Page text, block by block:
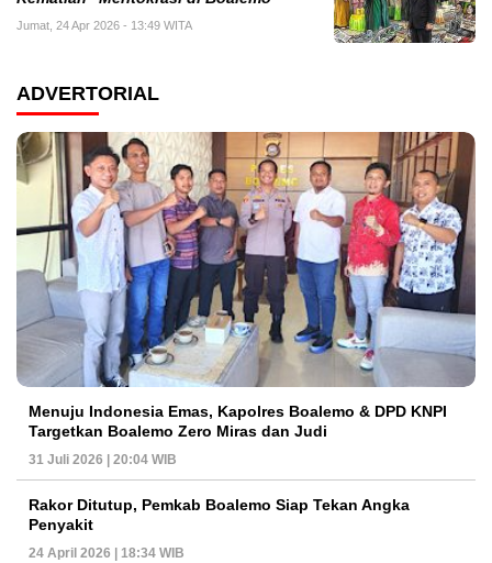
Jumat, 24 Apr 2026 - 13:49 WITA
ADVERTORIAL
Menuju Indonesia Emas, Kapolres Boalemo & DPD KNPI
Targetkan Boalemo Zero Miras dan Judi
31 Juli 2026 | 20:04 WIB
Rakor Ditutup, Pemkab Boalemo Siap Tekan Angka
Penyakit
24 April 2026 | 18:34 WIB